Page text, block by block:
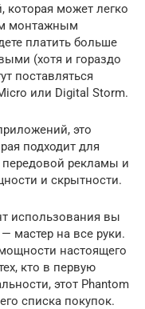
которая может легко
монтажным
платить больше
(хотя и гораздо
поставляться
или Digital Storm.
это
подходит для
рекламы и
и скрытности.
использования вы
мастер на все руки.
настоящего
кто в первую
этот Phantom
списка покупок.